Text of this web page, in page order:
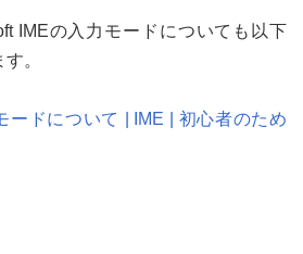
IMEの入力モードについても以下
。
ードについて | IME | 初心者のため